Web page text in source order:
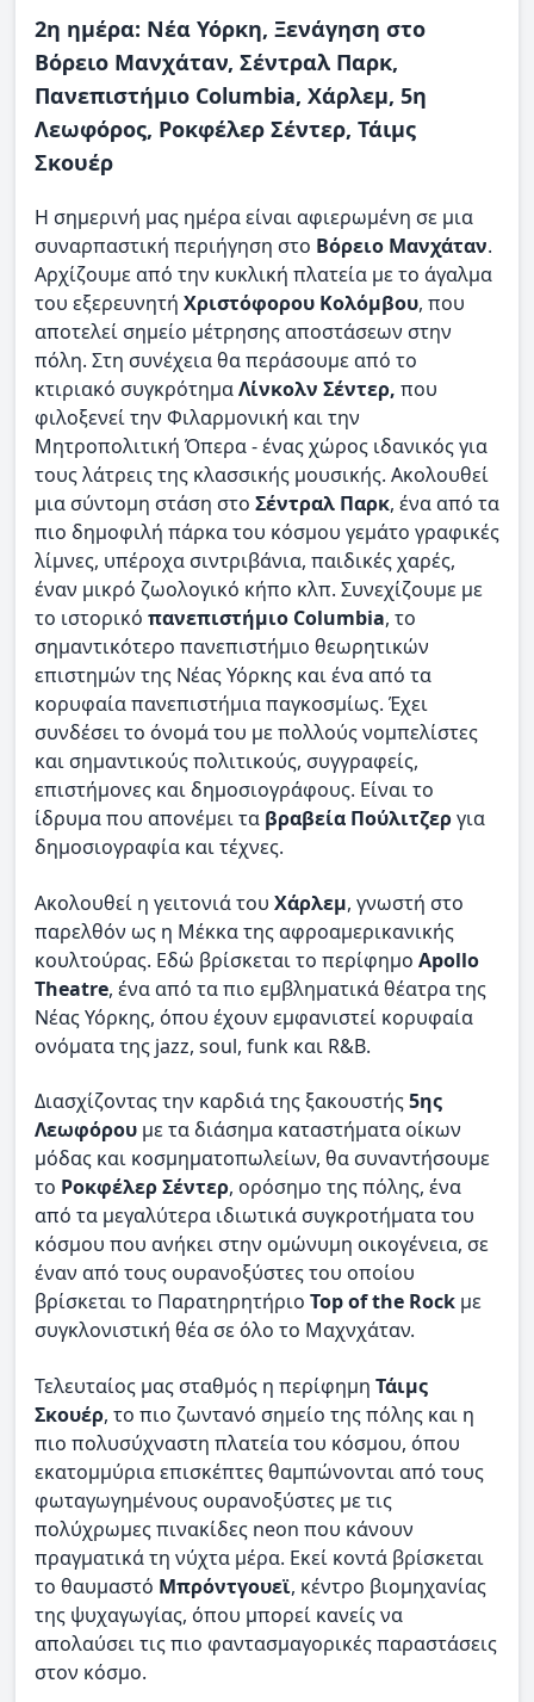
2η ημέρα: Νέα Υόρκη, Ξενάγηση στο
Βόρειο Μανχάταν, Σέντραλ Παρκ,
Πανεπιστήμιο Columbia, Χάρλεμ, 5η
Λεωφόρος, Ροκφέλερ Σέντερ, Τάιμς
Σκουέρ
Η σημερινή μας ημέρα είναι αφιερωμένη σε μια
συναρπαστική περιήγηση στο Βόρειο Μανχάταν.
Αρχίζουμε από την κυκλική πλατεία με το άγαλμα
του εξερευνητή Χριστόφορου Κολόμβου, που
αποτελεί σημείο μέτρησης αποστάσεων στην
πόλη. Στη συνέχεια θα περάσουμε από το
κτιριακό συγκρότημαΛίνκολν Σέντερ, που
φιλοξενεί την Φιλαρμονική και την
Μητροπολιτική Όπερα - ένας χώρος ιδανικός για
τους λάτρεις της κλασσικής μουσικής. Ακολουθεί
μια σύντομη στάση στο Σέντραλ Παρκ, ένα από τα
πιο δημοφιλή πάρκα του κόσμου γεμάτο γραφικές
λίμνες, υπέροχα σιντριβάνια, παιδικές χαρές,
έναν μικρό ζωολογικό κήπο κλπ. Συνεχίζουμε με
το ιστορικό πανεπιστήμιο Columbia, το
σημαντικότερο πανεπιστήμιο θεωρητικών
επιστημών της Νέας Υόρκης και ένα από τα
κορυφαία πανεπιστήμια παγκοσμίως. Έχει
συνδέσει το όνομά του με πολλούς νομπελίστες
και σημαντικούς πολιτικούς, συγγραφείς,
επιστήμονες και δημοσιογράφους. Είναι το
ίδρυμα που απονέμει τα βραβεία Πούλιτζεργια
δημοσιογραφία και τέχνες.
Ακολουθεί η γειτονιά του Χάρλεμ, γνωστή στο
παρελθόν ως η Μέκκα της αφροαμερικανικής
κουλτούρας. Εδώ βρίσκεται το περίφημο Apollo
Theatre, ένα από τα πιο εμβληματικά θέατρα της
Νέας Υόρκης, όπου έχουν εμφανιστεί κορυφαία
ονόματα της jazz, soul, funk και R&B.
Διασχίζοντας την καρδιά της ξακουστής5ης
Λεωφόρου με τα διάσημα καταστήματα οίκων
μόδας και κοσμηματοπωλείων, θα συναντήσουμε
το Ροκφέλερ Σέντερ, ορόσημο της πόλης, ένα
από τα μεγαλύτερα ιδιωτικά συγκροτήματα του
κόσμου που ανήκει στην ομώνυμη οικογένεια, σε
έναν από τους ουρανοξύστες του οποίου
βρίσκεται το Παρατηρητήριο Top of the Rock με
συγκλονιστική θέα σε όλο το Μαχνχάταν.
Τελευταίος μας σταθμός η περίφημη Τάιμς
Σκουέρ, το πιο ζωντανό σημείο της πόλης και η
πιο πολυσύχναστη πλατεία του κόσμου, όπου
εκατομμύρια επισκέπτες θαμπώνονται από τους
φωταγωγημένους ουρανοξύστες με τις
πολύχρωμες πινακίδες neon που κάνουν
πραγματικά τη νύχτα μέρα. Εκεί κοντά βρίσκεται
το θαυμαστό Μπρόντγουεϊ, κέντρο βιομηχανίας
της ψυχαγωγίας, όπου μπορεί κανείς να
απολαύσει τις πιο φαντασμαγορικές παραστάσεις
στον κόσμο.